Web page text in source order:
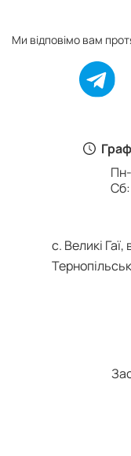
с. Великі
Ми відповімо вам